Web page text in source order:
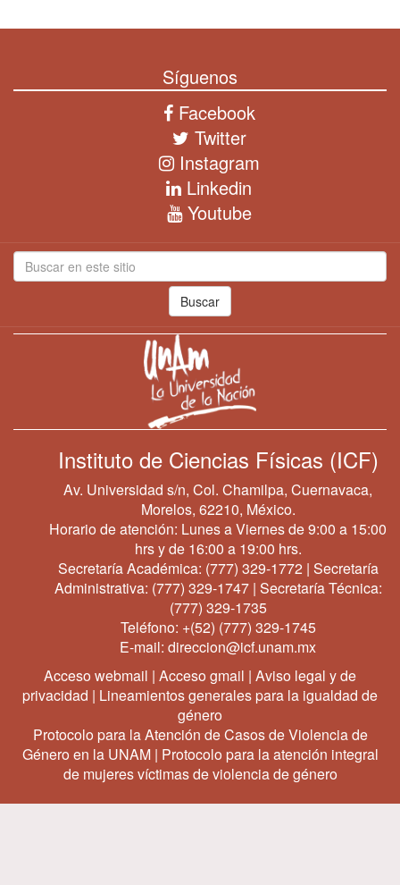
Síguenos
Facebook
Twitter
Instagram
Linkedin
Youtube
Buscar
Instituto de Ciencias Físicas (ICF)
Av. Universidad s/n, Col. Chamilpa, Cuernavaca,
Morelos, 62210, México.
Horario de atención: Lunes a Viernes de 9:00 a 15:00
hrs y de 16:00 a 19:00 hrs.
Secretaría Académica: (777) 329-1772 | Secretaría
Administrativa: (777) 329-1747| Secretaría Técnica:
(777) 329-1735
Teléfono: +(52) (777) 329-1745
E-mail: direccion@icf.unam.mx
Acceso webmail | Acceso gmail | Aviso legal y de
privacidad | Lineamientos generales para la igualdad de
género
Protocolo para la Atención de Casos de Violencia de
Género en la UNAM| Protocolo para la atención integral
de mujeres víctimas de violencia de género